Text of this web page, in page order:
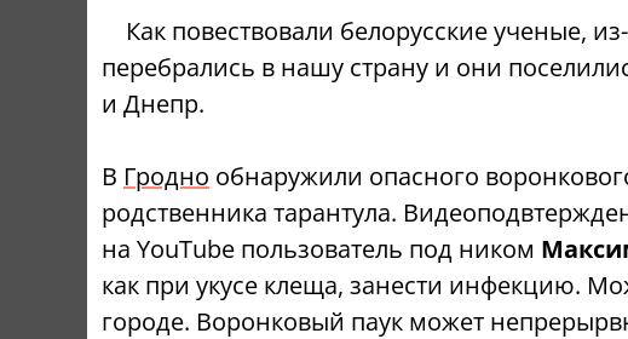
Как повествовали белорусские ученые,
перебрались в нашу страну и они
и Днепр.
В Гродно обнаружили опасного
родственника тарантула.
на YouTube пользователь под ником
как при укусе клеща, занести инфекцию.
городе. Воронковый паук может